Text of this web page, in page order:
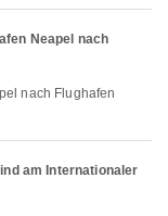
Neapel nach
am Internationaler